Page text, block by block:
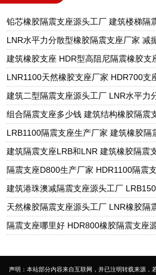
声明：本站部分内容来自互联网，并已注明转载来源